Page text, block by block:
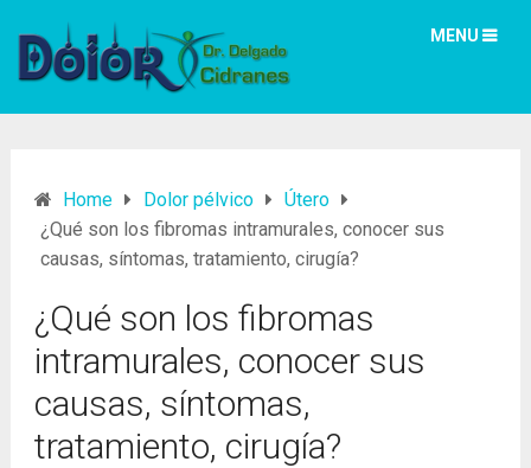
MENU
Home Dolor pélvico
Útero
¿Qué son los fibromas intramurales, conocer sus
causas, síntomas, tratamiento, cirugía?
¿Qué son los fibromas
intramurales, conocer sus
causas, síntomas,
tratamiento, cirugía?